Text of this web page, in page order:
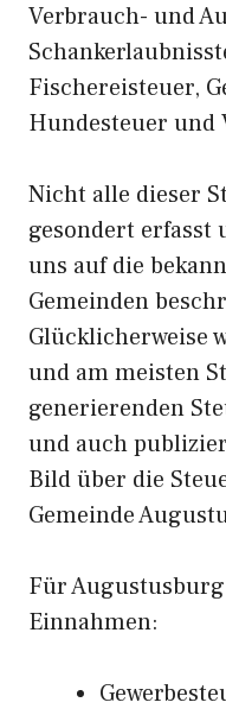
Verbrauch- und
Fischereisteuer,
Hundesteuer und
Nicht alle dieser
gesondert erfasst
uns auf die
Gemeinden
Glücklicherweise
und am meisten
generierenden
und auch
Bild über die
Gemeinde
Für
Einnahmen: